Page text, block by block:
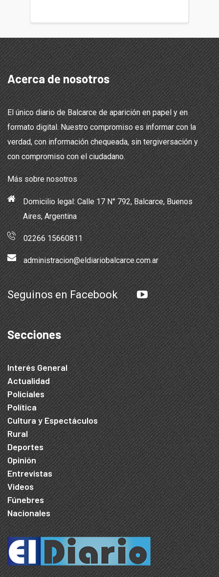
Acerca de nosotros
El único diario de Balcarce de aparición en papel y en
formato digital. Nuestro compromiso es informar con la
verdad, con información chequeada, sin tergiversación y
con compromiso con el ciudadano.
Más sobre nosotros
Domicilio legal: Calle 17 N° 792, Balcarce, Buenos
Aires, Argentina
02266 15660811
administracion@eldiariobalcarce.com.ar
Seguinos en Facebook
Secciones
Interés General
Actualidad
Policiales
Política
Cultura y Espectáculos
Rural
Deportes
Opinión
Entrevistas
Videos
Fúnebres
Nacionales